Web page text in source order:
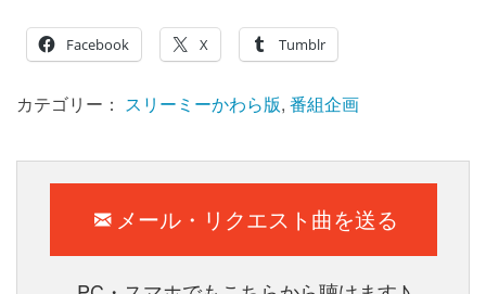
Facebook X Tumblr
カテゴリー： スリーミーかわら版, 番組企画
メール・リクエスト曲を送る